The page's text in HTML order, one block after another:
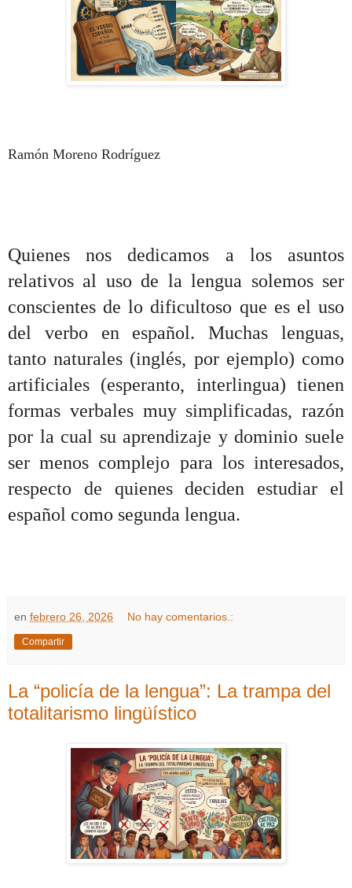
Ramón Moreno Rodríguez
Quienes nos dedicamos a los asuntos
relativos al uso de la lengua solemos ser
conscientes de lo dificultoso que es el uso
del verbo en español. Muchas lenguas,
tanto naturales (inglés, por ejemplo) como
artificiales (esperanto, interlingua) tienen
formas verbales muy simplificadas, razón
por la cual su aprendizaje y dominio suele
ser menos complejo para los interesados,
respecto de quienes deciden estudiar el
español como segunda lengua.
en febrero 26, 2026 No hay comentarios.:
Compartir
La “policía de la lengua”: La trampa del
totalitarismo lingüístico